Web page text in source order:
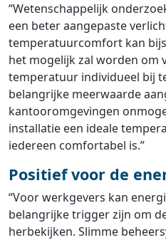
“Wetenschappelijk
een beter aangepaste
temperatuurcomfort kan
het mogelijk zal worden om
temperatuur individueel bij
belangrijke meerwaarde
kantooromgevingen
installatie een ideale
iedereen comfortabel is.”
Positief voor de
“Voor werkgevers kan
belangrijke trigger zijn om
herbekijken. Slimme